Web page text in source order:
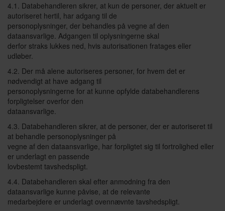
4.1. Databehandleren sikrer, at kun de personer, der aktuelt er
autoriseret hertil, har adgang til de
personoplysninger, der behandles på vegne af den
dataansvarlige. Adgangen til oplysningerne skal
derfor straks lukkes ned, hvis autorisationen fratages eller
udløber.
4.2. Der må alene autoriseres personer, for hvem det er
nødvendigt at have adgang til
personoplysningerne for at kunne opfylde databehandlerens
forpligtelser overfor den
dataansvarlige.
4.3. Databehandleren sikrer, at de personer, der er autoriseret til
at behandle personoplysninger på
vegne af den dataansvarlige, har forpligtet sig til fortrolighed eller
er underlagt en passende
lovbestemt tavshedspligt.
4.4. Databehandleren skal efter anmodning fra den
dataansvarlige kunne påvise, at de relevante
medarbejdere er underlagt ovennævnte tavshedspligt.